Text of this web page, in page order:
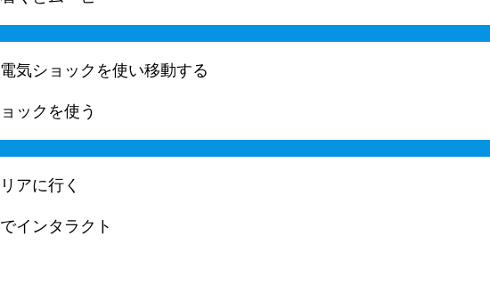
気ショックを使い移動する
ックを使う
アに行く
インタラクト